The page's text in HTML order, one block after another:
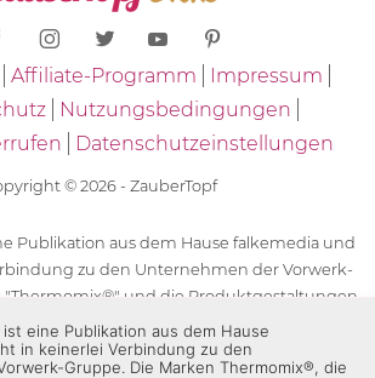
Affiliate-Programm
Impressum
Nutzungsbedingungen
Datenschutzeinstellungen
© 2026 - ZauberTopf
Publikation aus dem Hause falkemedia und
zu den Unternehmen der Vorwerk-
"Thermomix®" und die Produktgestaltungen
eingetragene Marken der Unternehmen
Die Marken Thermomix®, die Zeichen TM5®,
ist eine Publikation aus dem Hause
in keinerlei Verbindung zu den
Gruppe. Die Marken Thermomix®, die